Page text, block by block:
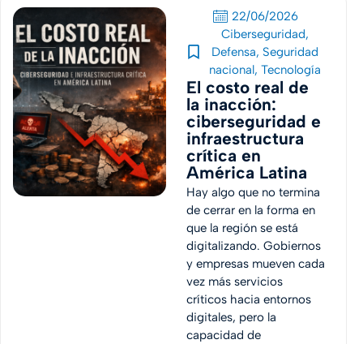
22/06/2026
Ciberseguridad,
Defensa, Seguridad
nacional,Tecnología
El costo real de
la inacción:
ciberseguridad e
infraestructura
crítica en
América Latina
Hay algo que no termina
de cerrar en la forma en
que la región se está
digitalizando. Gobiernos
y empresas mueven cada
vez más servicios
críticos hacia entornos
digitales, pero la
capacidad de